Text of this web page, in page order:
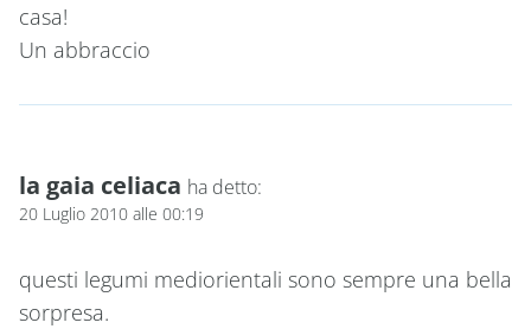
casa!
Un abbraccio
la gaia celiaca ha detto:
20 Luglio 2010 alle 00:19
questi legumi mediorientali sono sempre una bella
sorpresa.